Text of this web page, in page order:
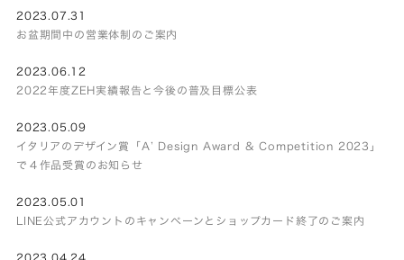
2023.07.31
お盆期間中の営業体制のご案内
2023.06.12
2022年度ZEH実績報告と今後の普及目標公表
2023.05.09
イタリアのデザイン賞「A’ Design Award & Competition 2023」
で４作品受賞のお知らせ
2023.05.01
LINE公式アカウントのキャンペーンとショップカード終了のご案内
2023.04.24